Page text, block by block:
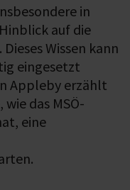
in
auf die
Wissen kann
eingesetzt
Appleby erzählt
das MSÖ-
eine